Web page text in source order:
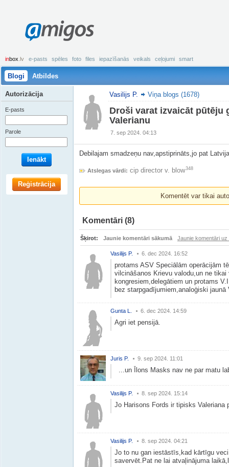
amigos
inbox .lv e-pasts spēles foto files iepazīšanās veikals ceļojumi smart
Blogi Atbildes
Vasilijs P. Viņa blogs (1678)
Droši varat izvaicāt pūtēju
Valerianu
7. sep 2024. 04:13
Debilajam smadzeņu nav,apstiprināts,jo pat
Atslegas vārdi: cip director v. blow348
Komentēt var tikai
Komentāri (8)
Šķirot: Jaunie komentāri sākumā Jaunie komentāri uz
Vasilijs P. 6. dec 2024. 16:52
protams ASV Speciālām operācijām
vilcināšanos Krievu valodu,un ne
kongresiem,delegātiem un protams
bez starpgadījumiem,analoģiski
Gunta L. 6. dec 2024. 14:59
Agri iet pensijā.
Juris P. 9. sep 2024. 11:01
...un Īlons Masks nav ne par matu
Vasilijs P. 8. sep 2024. 15:14
Jo Harisons Fords ir tipisks Valeriana
Vasilijs P. 8. sep 2024. 04:21
Jo to nu gan iestāstīs,kad kārtīgu
savervēt.Pat ne lai atvaļinājuma
Autorizācija
E-pasts
Parole
Ienākt
Reģistrācija